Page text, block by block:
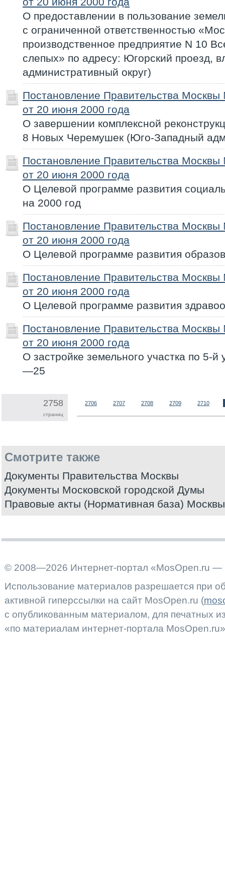
О предоставлении в пользование
с ограниченной ответственностью
производственное предприятие N 10
слепых» по адресу: Югорский проезд,
административный округ)
Постановление Правительства
от 20 июня 2000 года
О завершении комплексной
8 Новых Черемушек (Юго-Западный
Постановление Правительства
от 20 июня 2000 года
О Целевой программе развития
на 2000 год
Постановление Правительства
от 20 июня 2000 года
О Целевой программе развития
Постановление Правительства
от 20 июня 2000 года
О Целевой программе развития
Постановление Правительства
от 20 июня 2000 года
О застройке земельного участка по 5-
—25
2758
страниц
2706 2707 2708 2709 2710
Смотрите также
Документы Правительства Москвы
Документы Московской городской Думы
Правовые акты (Нормативная база) Москвы
© 2008—2026 Интернет-портал «MosOpen.ru —
Использование материалов разрешается при
активной гиперссылки на сайт MosOpen.ru (
с опубликованным материалом, для печатных
«по материалам интернет-портала